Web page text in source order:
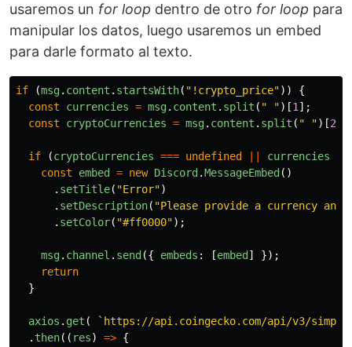
usaremos un for loop dentro de otro for loop para
manipular los datos, luego usaremos un embed
para darle formato al texto.
if (msg. content . startsWith( " !crypto_price"))
{
const
currencies = msg. content . split ( " ")[1];
const
cryptoCurrencies = msg. content . split ( " ")[2
if (cryptoCurrencies === undefined currencies
const
embed = new Discord .MessageEmbed ()
. setTitle( "Error")
. setDescription( "Please provide a currency
. setColor( "#ff0000");
msg. channel . send ({ embeds : [embed ]
});
return
}
axios . get (
`https://api.coingecko.com/api/v3/
. then(( res) => {